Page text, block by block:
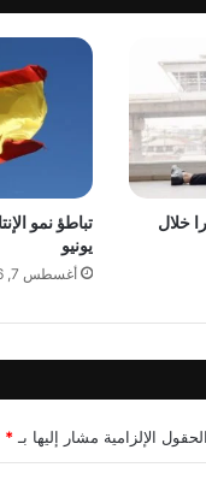
خلال
تباطؤ نمو
يونيو
أغسطس 7, 2026
الحقول الإلزامية مشار إليها بـ *